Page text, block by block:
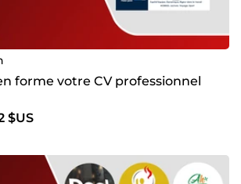
forme votre CV professionnel
$US